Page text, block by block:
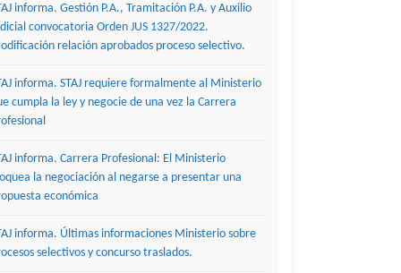
informa. Gestión P.A., Tramitación P.A. y Auxilio
convocatoria Orden JUS 1327/2022.
relación aprobados proceso selectivo.
informa. STAJ requiere formalmente al Ministerio
cumpla la ley y negocie de una vez la Carrera
informa. Carrera Profesional: El Ministerio
la negociación al negarse a presentar una
económica
informa. Últimas informaciones Ministerio sobre
selectivos y concurso traslados.